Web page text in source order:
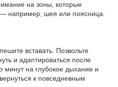
на зоны, которые
например, шея или поясница.
вставать. Позвольте
и адаптироваться после
минут на глубокое дыхание и
к повседневным